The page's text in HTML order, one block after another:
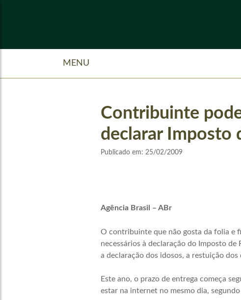
MENU
Contribuinte
declarar Imposto
Publicado em: 25/02/2009
Agência Brasil – ABr
O contribuinte que não gosta da folia e
necessários à declaração do Imposto de
a declaração dos idosos, a restuição
Este ano, o prazo de entrega começa
estar na internet no mesmo dia,